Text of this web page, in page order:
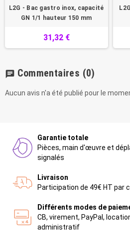
L2G - Bac gastro inox, capacité
GN 1/1 hauteur 150 mm
31,32 €
chat Commentaires (0)
Aucun avis n'a été publié pour le
Garantie totale
Pièces, main d'œuvre et
signalés
Livraison
Participation de 49€ HT par
Différents modes de
CB, virement, PayPal,
administratif